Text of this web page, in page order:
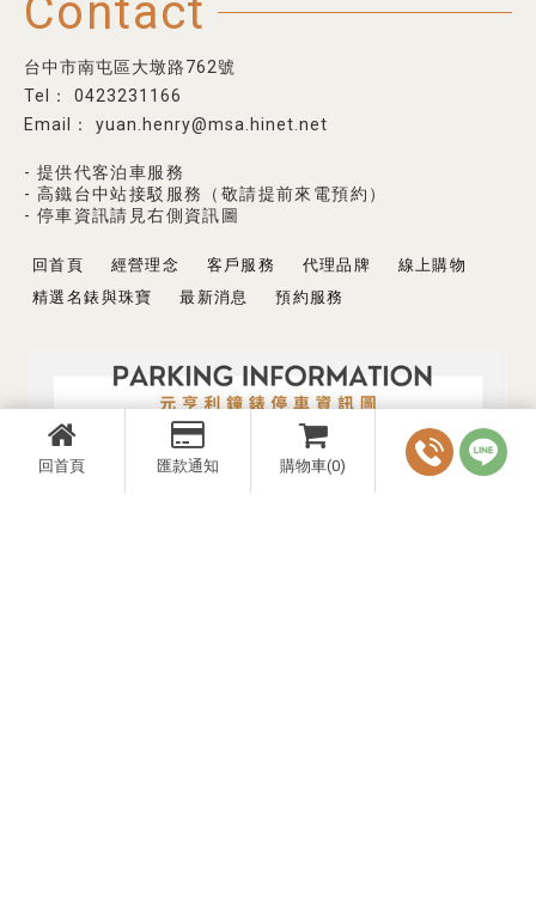
回首頁 匯款通知 購物車(0)
Contact
台中市南屯區大墩路762號
0423231166
yuan.henry@msa.hinet.net
- 提供代客泊車服務
- 高鐵台中站接駁服務（敬請提前來電預約）
- 停車資訊請見右側資訊圖
回首頁 經營理念 客戶服務 代理品牌
線上購物
精選名錶與珠寶
最新消息 預約服務